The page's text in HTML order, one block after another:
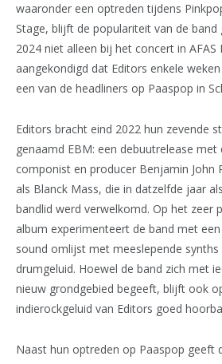
waaronder een optreden tijdens
Stage, blijft de populariteit van de
2024 niet alleen bij het concert in AFAS
aangekondigd dat Editors enkele
een van de headliners op Paaspop in
Editors bracht eind 2022 hun zevende
genaamd EBM: een debuutrelease
componist en producer Benjamin John
als Blanck Mass, die in datzelfde jaar
bandlid werd verwelkomd. Op het zeer
album experimenteert de band met
sound omlijst met meeslepende synths
drumgeluid. Hoewel de band zich met
nieuw grondgebied begeeft, blijft ook
indierockgeluid van Editors goed
Naast hun optreden op Paaspop geeft